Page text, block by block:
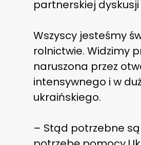
partnerskiej dyskusji
Wszyscy jesteśmy
rolnictwie. Widzimy
naruszona przez
intensywnego i w
ukraińskiego.
– Stąd potrzebne